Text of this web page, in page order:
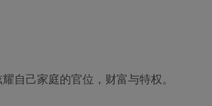
自己家庭的官位，财富与特权。